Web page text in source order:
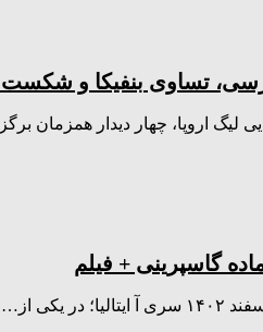
لیگ اروپا، چهار دیدار همزمان